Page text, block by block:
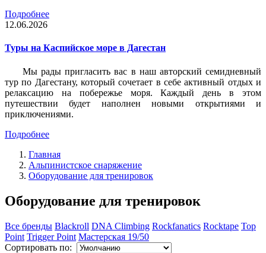
Подробнее
12.06.2026
Туры на Каспийское море в Дагестан
Мы рады пригласить вас в наш авторский семидневный
тур по Дагестану, который сочетает в себе активный отдых и
релаксацию на побережье моря. Каждый день в этом
путешествии будет наполнен новыми открытиями и
приключениями.
Подробнее
Главная
Альпинистское снаряжение
Оборудование для тренировок
Оборудование для тренировок
Все бренды Blackroll DNA Climbing Rockfanatics Rocktape Top
Point Trigger Point Мастерская 19/50
Сортировать по: